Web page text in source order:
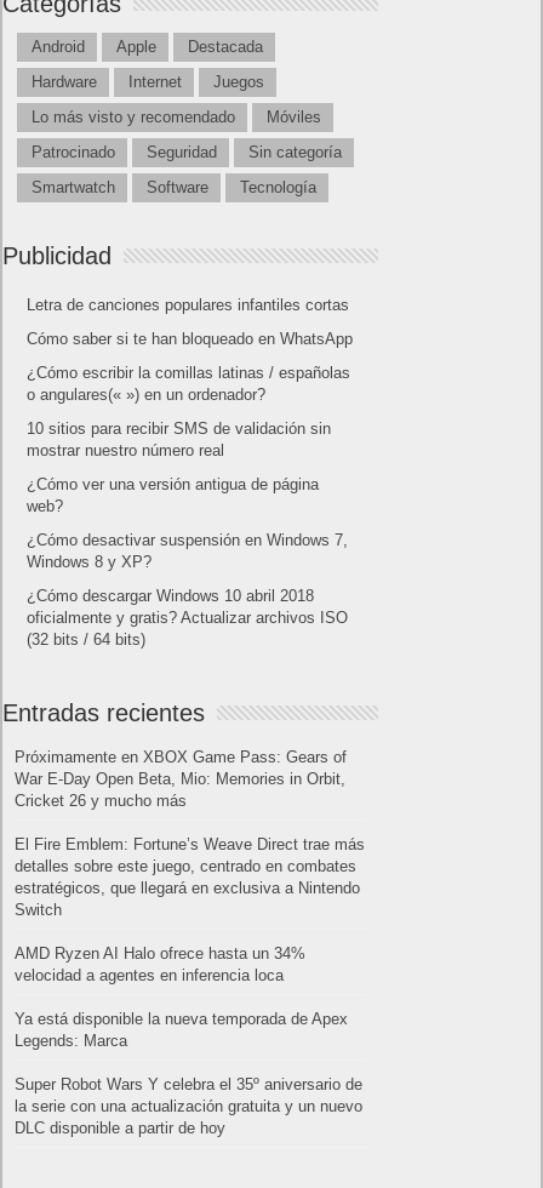
Android Apple
Destacada
Hardware
Internet
Juegos
Lo más visto y recomendado
Móviles
Patrocinado
Seguridad
Sin categoría
Smartwatch
Software Tecnología
Publicidad
Letra de canciones populares infantiles cortas
Cómo saber si te han bloqueado en WhatsApp
¿Cómo escribir la comillas latinas / españolas
o angulares(« ») en un ordenador?
10 sitios para recibir SMS de validación sin
mostrar nuestro número real
¿Cómo ver una versión antigua de página
web?
¿Cómo desactivar suspensión en Windows 7,
Windows 8 y XP?
¿Cómo descargar Windows 10 abril 2018
oficialmente y gratis? Actualizar archivos ISO
(32 bits / 64 bits)
Entradas recientes
Próximamente en XBOX Game Pass: Gears of
War E-Day Open Beta, Mio: Memories in Orbit,
Cricket 26 y mucho más
El Fire Emblem: Fortune’s Weave Direct trae más
detalles sobre este juego, centrado en combates
estratégicos, que llegará en exclusiva a Nintendo
Switch
AMD Ryzen AI Halo ofrece hasta un 34%
velocidad a agentes en inferencia loca
Ya está disponible la nueva temporada de Apex
Legends: Marca
Super Robot Wars Y celebra el 35º aniversario de
la serie con una actualización gratuita y un nuevo
DLC disponible a partir de hoy